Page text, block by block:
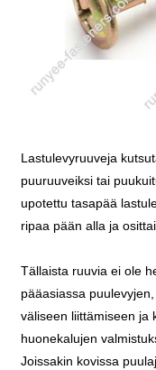
Lastulevyruuveja
puuruuveiksi tai
upotettu tasapää
ripaa pään alla ja
Tällaista ruuvia ei ole
pääasiassa
väliseen liittämiseen ja
huonekalujen
Joissakin kovissa